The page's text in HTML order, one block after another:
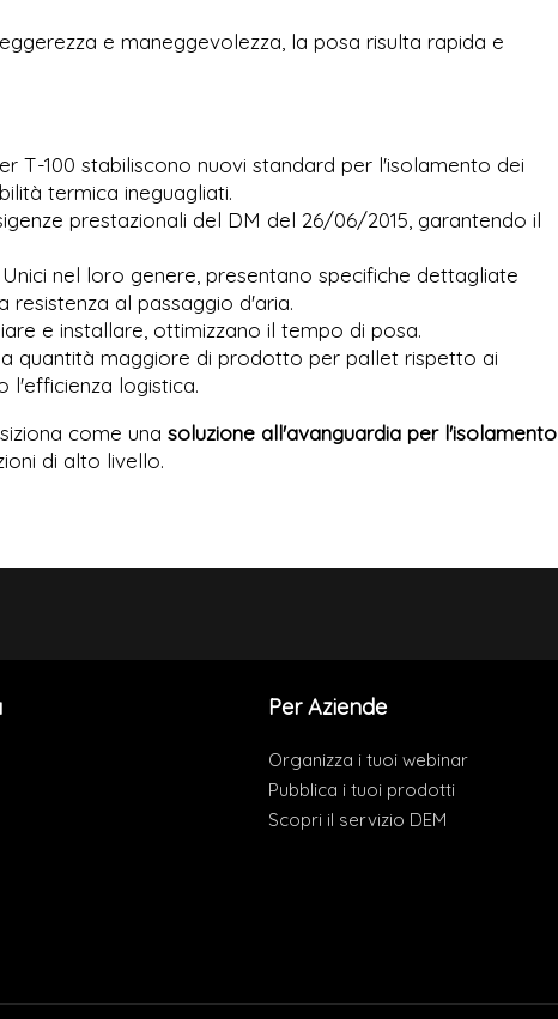
e maneggevolezza, la posa risulta rapida e
T-100 stabiliscono nuovi standard per l'isolamento dei
termica ineguagliati.
prestazionali del DM del 26/06/2015, garantendo il
nel loro genere, presentano specifiche dettagliate
al passaggio d'aria.
e installare, ottimizzano il tempo di posa.
quantità maggiore di prodotto per pallet rispetto ai
l'efficienza logistica.
come una soluzione all'avanguardia per l'isolamento
di alto livello.
Per Aziende
Organizza i tuoi webinar
Pubblica i tuoi prodotti
Scopri il servizio DEM